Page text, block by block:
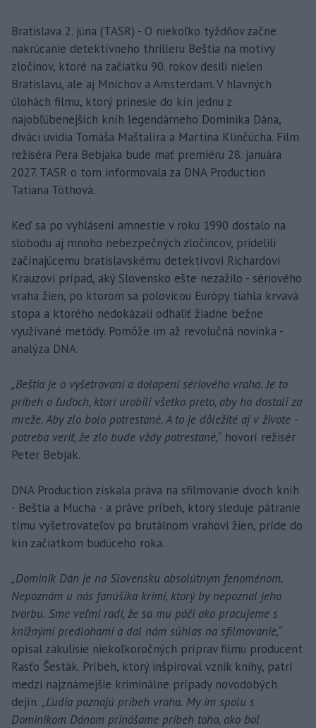
Bratislava 2. júna (TASR) - O niekoľko týždňov začne
nakrúcanie detektívneho thrilleru Beštia na motívy
zločinov, ktoré na začiatku 90. rokov desili nielen
Bratislavu, ale aj Mníchov a Amsterdam. V hlavných
úlohách filmu, ktorý prinesie do kín jednu z
najobľúbenejších kníh legendárneho Dominika Dána,
diváci uvidia Tomáša Maštalíra a Martina Klinčúcha. Film
režiséra Pera Bebjaka bude mať premiéru 28. januára
2027. TASR o tom informovala za DNA Production
Tatiana Tóthová.
Keď sa po vyhlásení amnestie v roku 1990 dostalo na
slobodu aj mnoho nebezpečných zločincov, pridelili
začínajúcemu bratislavskému detektívovi Richardovi
Krauzovi prípad, aký Slovensko ešte nezažilo - sériového
vraha žien, po ktorom sa polovicou Európy tiahla krvavá
stopa a ktorého nedokázali odhaliť žiadne bežne
využívané metódy. Pomôže im až revolučná novinka -
analýza DNA.
„Beštia je o vyšetrovaní a dolapení sériového vraha. Je to
príbeh o ľuďoch, ktorí urobili všetko preto, aby ho dostali za
mreže. Aby zlo bolo potrestané. A to je dôležité aj v živote -
potreba veriť, že zlo bude vždy potrestané,“ hovorí režisér
Peter Bebjak.
DNA Production získala práva na sfilmovanie dvoch kníh
- Beštia a Mucha - a práve príbeh, ktorý sleduje pátranie
tímu vyšetrovateľov po brutálnom vrahovi žien, príde do
kín začiatkom budúceho roka.
„Dominik Dán je na Slovensku absolútnym fenoménom.
Nepoznám u nás fanúšika krimi, ktorý by nepoznal jeho
tvorbu. Sme veľmi radi, že sa mu páči ako pracujeme s
knižnými predlohami a dal nám súhlas na sfilmovanie,“
opísal zákulisie niekoľkoročných príprav filmu producent
Rasťo Šesták. Príbeh, ktorý inšpiroval vznik knihy, patrí
medzi najznámejšie kriminálne prípady novodobých
dejín. „Ľudia poznajú príbeh vraha. My im spolu s
Dominikom Dánom prinášame príbeh toho, ako bol